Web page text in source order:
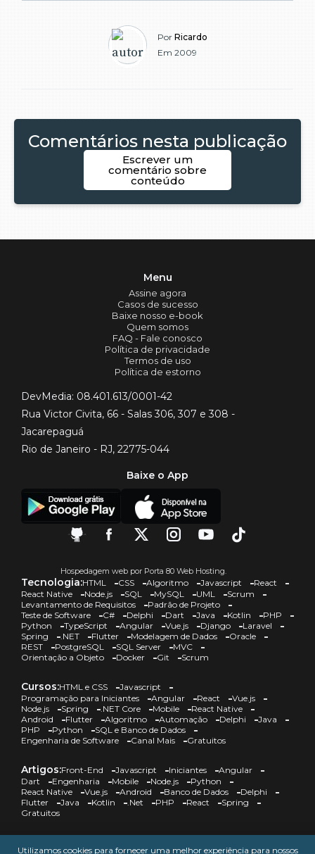
Por Ricardo
Em 2009
Comentários nesta publicação
Escrever um
comentário sobre
conteúdo
Menu
Assine agora
Casos de sucesso
Baixe nosso e-book
Quem somos
FAQ - Fale conosco
Política de privacidade
Termos de uso
Política de estorno
DevMedia: 08.401.613/0001-42
Rua Victor Civita, 66 - Salas 306, 307 e 308 -
Jacarepaguá
Rio de Janeiro - RJ, 22775-044
Baixe o App
Hospedagem web por Porta 80 Web Hosting.
Tecnologia:HTML CSS Algoritmo Javascript
React
React Native
Node.js SQL MySQL UML
Scrum
Levantamento de Requisitos
Padrão de Projeto
Teste de Software
C# Delphi Dart Java Kotlin
PHP
Python
TypeScript Angular Vue.js Django
Laravel
Spring
.NET Flutter Modelagem de Dados
Oracle
REST
PostgreSQL SQL Server
MVC
Orientação a Objeto
Docker Git Scrum
Cursos:HTML e CSS
Javascript
Programação para Iniciantes
Angular React
Vue.js
Node.js
Spring .NET Core Mobile
React Native
Android
Flutter Algoritmo Automação Delphi
Java
PHP
Python
SQL e Banco de Dados
Engenharia de Software
Canal Mais Gratuitos
Artigos:Front-End Javascript Iniciantes
Angular
Dart
Engenharia Mobile Node.js
Python
React Native
Vue.js Android Banco de Dados
Delphi
Flutter
Java Kotlin .Net PHP React
Spring
Gratuitos
Utilizamos cookies para fornecer uma melhor experiência para nossos